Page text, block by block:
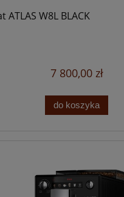
ATLAS W8L BLACK
7 800,00 zł
do koszyka